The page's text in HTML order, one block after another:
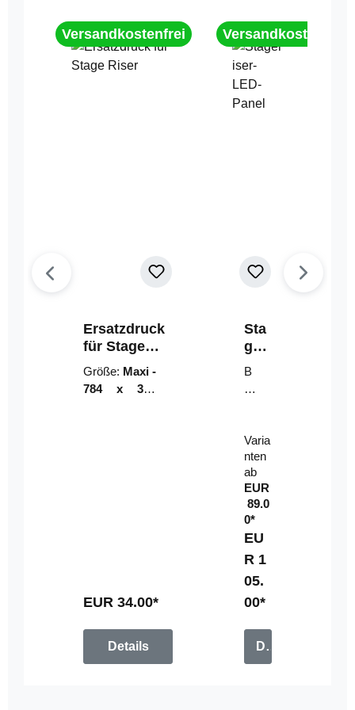
Versandkostenfrei
Ersatzdruck
für Stage
Riser
Größe: Maxi -
784 x 314
EUR 34.00*
Details
Versandkostenfrei
Sta
geri
ser-
LE
D-
el
B
un
mi
t
Fe
rn
be
di
en
u
n
g
Varia
nten
ab
EUR
89.0
0*
EU
R 1
05.
00*
Details